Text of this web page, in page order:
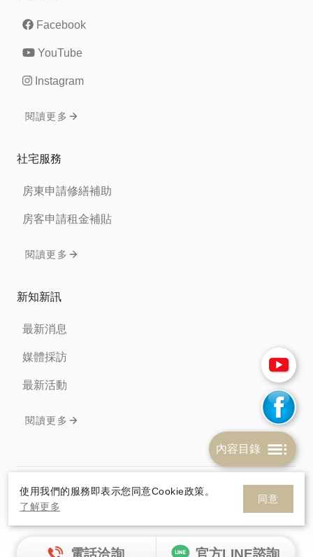
Facebook
YouTube
Instagram
閱讀更多
社宅服務
房東申請修繕補助
房客申請租金補貼
閱讀更多
新知新訊
最新消息
媒體採訪
最新活動
閱讀更多
免責聲明 隱私權條款 Cookie政策
© 2026 HelloSanta. All rights reserve. 網頁設計 By
電話洽詢 官方LINE諮詢
內容目錄
使用我們的服務即表示您同意Cookie政策。
了解更多
同意